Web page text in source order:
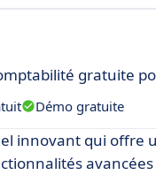
gratuite
Démo gratuite
innovant qui